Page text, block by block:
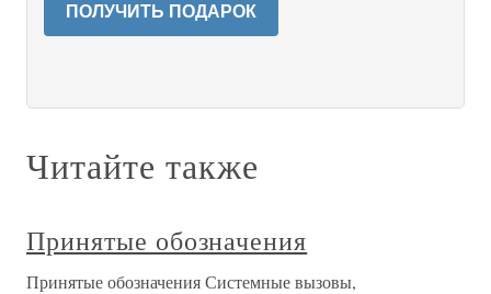
ПОЛУЧИТЬ ПОДАРОК
Читайте также
Принятые обозначения
Принятые обозначения Системные вызовы,